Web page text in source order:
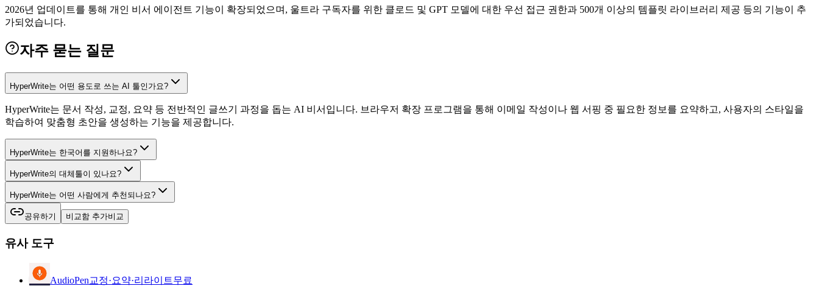
2026년 업데이트를 통해 개인 비서 에이전트 기능이 확장되었으며, 울트라 구독자를 위한 클로드 및 GPT 모델에 대한 우선 접근 권한과 500개 이상의 템플릿 라이브러리 제공 등의 기능이 추
가되었습니다.
자주 묻는 질문
HyperWrite는 어떤 용도로 쓰는 AI 툴인가요?
HyperWrite는 문서 작성, 교정, 요약 등 전반적인 글쓰기 과정을 돕는 AI 비서입니다. 브라우저 확장 프로그램을 통해 이메일 작성이나 웹 서핑 중 필요한 정보를 요약하고, 사용자의 스타일을
학습하여 맞춤형 초안을 생성하는 기능을 제공합니다.
HyperWrite는 한국어를 지원하나요?
HyperWrite의 대체툴이 있나요?
HyperWrite는 어떤 사람에게 추천되나요?
공유하기 비교함 추가비교
유사 도구
AudioPen교정·요약·리라이트무료